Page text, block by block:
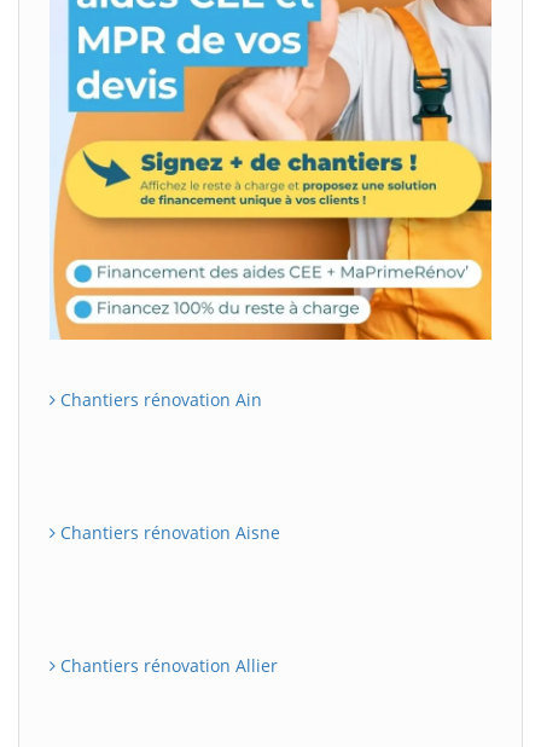
Chantiers rénovation Ain
Chantiers rénovation Aisne
Chantiers rénovation Allier